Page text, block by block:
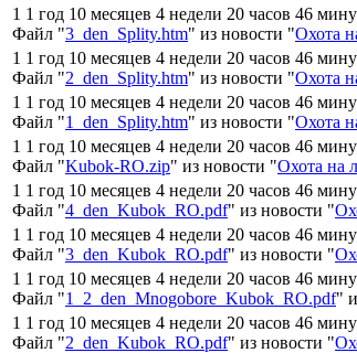
1 1 год 10 месяцев 4 недели 20 часов 46
Файл "3_den_Splity.htm" из новости "Охота
1 1 год 10 месяцев 4 недели 20 часов 46
Файл "2_den_Splity.htm" из новости "Охота
1 1 год 10 месяцев 4 недели 20 часов 46
Файл "1_den_Splity.htm" из новости "Охота
1 1 год 10 месяцев 4 недели 20 часов 46
Файл "Kubok-RO.zip" из новости "Охота на
1 1 год 10 месяцев 4 недели 20 часов 46
Файл "4_den_Kubok_RO.pdf" из новости "
1 1 год 10 месяцев 4 недели 20 часов 46
Файл "3_den_Kubok_RO.pdf" из новости "
1 1 год 10 месяцев 4 недели 20 часов 46
Файл "1_2_den_Mnogobore_Kubok_RO.pdf"
1 1 год 10 месяцев 4 недели 20 часов 46
Файл "2_den_Kubok_RO.pdf" из новости "